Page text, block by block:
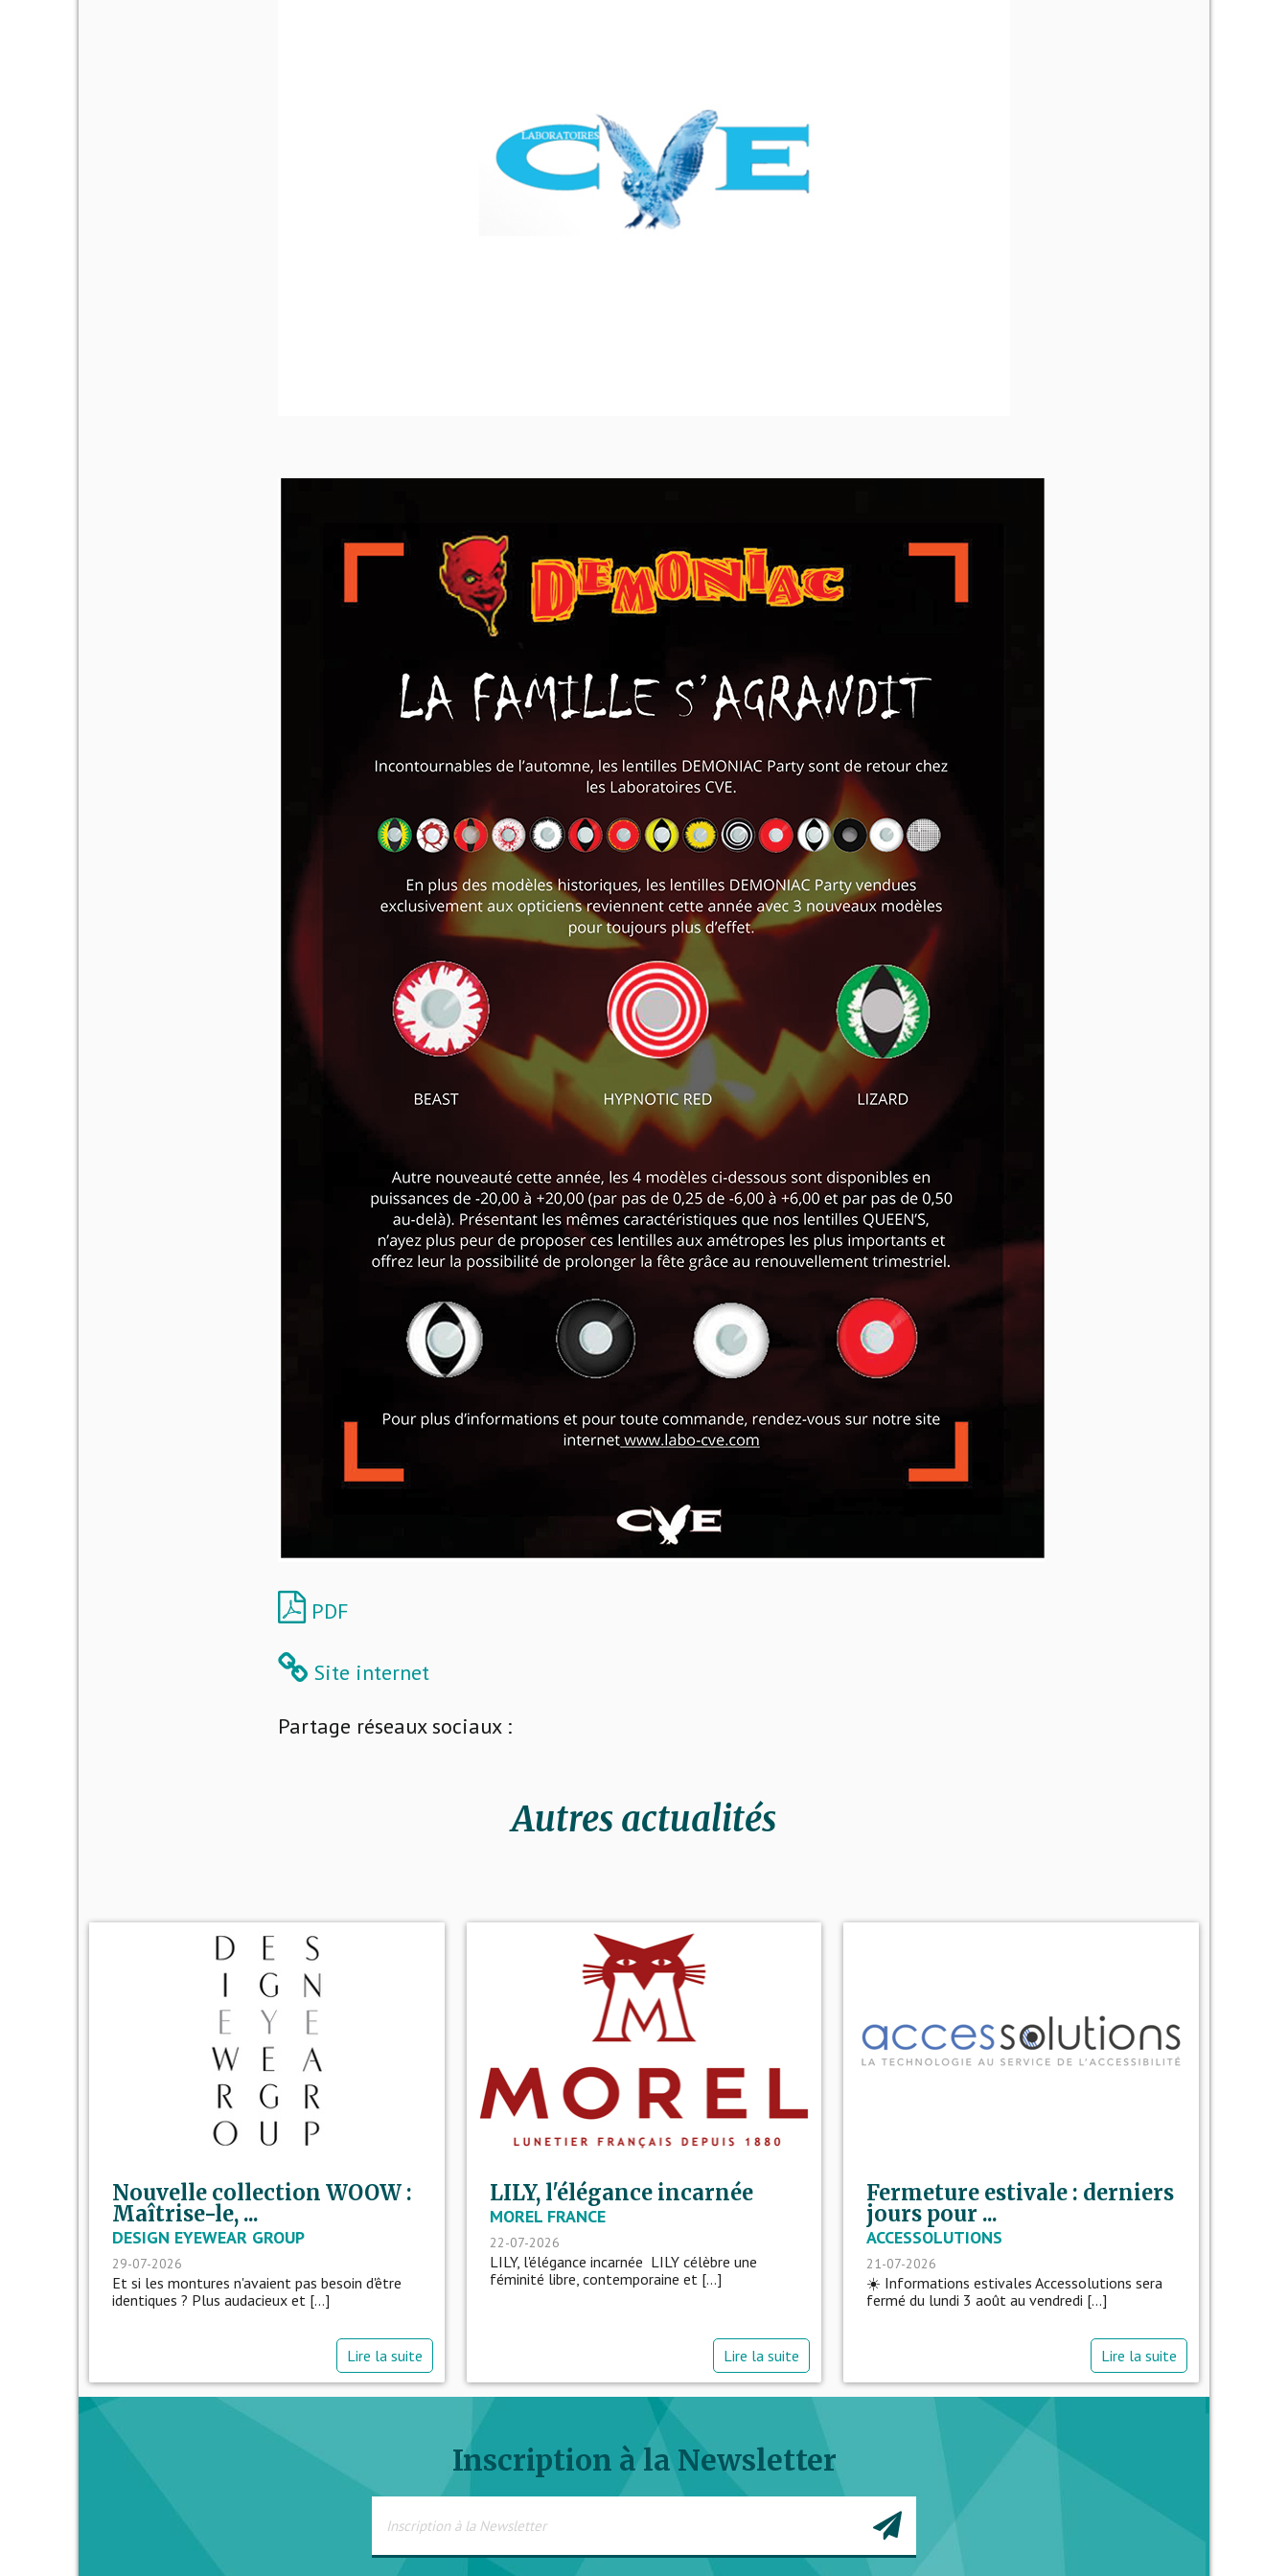
PDF
Site internet
Partage réseaux sociaux :
Autres actualités
Nouvelle collection WOOW :
Maîtrise-le, ...
DESIGN EYEWEAR GROUP
29-07-2026
Et si les montures n'avaient pas besoin d'être
identiques ? Plus audacieux et [...]
Lire la suite
LILY, l'élégance incarnée
MOREL FRANCE
22-07-2026
LILY, l'élégance incarnée LILY célèbre une
féminité libre, contemporaine et [...]
Lire la suite
Fermeture estivale : derniers
jours pour ...
ACCESSOLUTIONS
21-07-2026
☀️ Informations estivales Accessolutions sera
fermé du lundi 3 août au vendredi [...]
Lire la suite
Inscription à la Newsletter